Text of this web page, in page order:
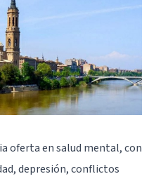
oferta en salud mental, con
depresión, conflictos